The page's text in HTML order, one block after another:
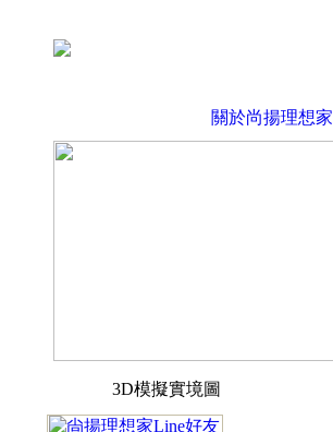
關於尚揚理想家
3D模擬實境圖